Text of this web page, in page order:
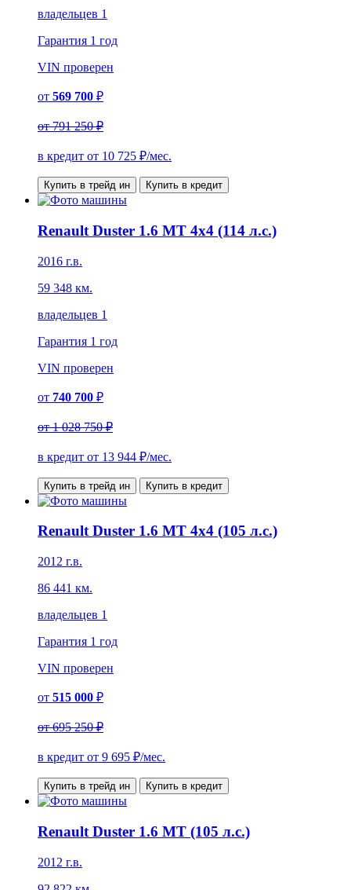
владельцев 1
Гарантия 1 год
VIN проверен
от 569 700 ₽
от791 250 ₽
в кредит от 10 725 ₽/мес.
Купить в трейд ин Купить в кредит
Renault Duster 1.6 MT 4x4 (114 л.с.)
2016 г.в.
59 348 км.
владельцев 1
Гарантия 1 год
VIN проверен
от 740 700 ₽
от1 028 750 ₽
в кредит от 13 944 ₽/мес.
Купить в трейд ин Купить в кредит
Renault Duster 1.6 MT 4x4 (105 л.с.)
2012 г.в.
86 441 км.
владельцев 1
Гарантия 1 год
VIN проверен
от 515 000 ₽
от695 250 ₽
в кредит от 9 695 ₽/мес.
Купить в трейд ин Купить в кредит
Renault Duster 1.6 MT (105 л.с.)
2012 г.в.